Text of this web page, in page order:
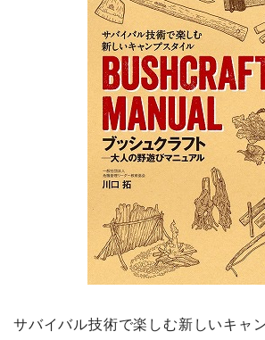
サバイバル技術で楽しむ新しいキャ